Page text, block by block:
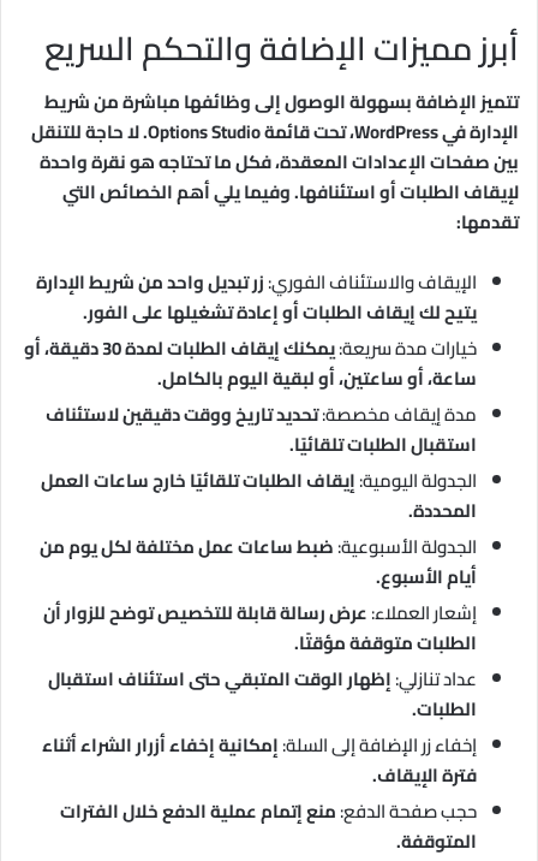
أبرز مميزات الإضافة والتحكم السريع
تتميز الإضافة بسهولة الوصول إلى وظائفها مباشرة من شريط
الإدارة في WordPress، تحت قائمة Options Studio. لا حاجة للتنقل
بين صفحات الإعدادات المعقدة، فكل ما تحتاجه هو نقرة واحدة
لإيقاف الطلبات أو استئنافها. وفيما يلي أهم الخصائص التي
تقدمها:
الإيقاف والاستئناف الفوري:زر تبديل واحد من شريط الإدارة
يتيح لك إيقاف الطلبات أو إعادة تشغيلها على الفور.
خيارات مدة سريعة:
يمكنك إيقاف الطلبات لمدة 30 دقيقة، أو
ساعة، أو ساعتين، أو لبقية اليوم بالكامل.
مدة إيقاف مخصصة:تحديد تاريخ ووقت دقيقين لاستئناف
استقبال الطلبات تلقائيًا.
الجدولة اليومية:إيقاف الطلبات تلقائيًا خارج ساعات العمل
المحددة.
الجدولة الأسبوعية:ضبط ساعات عمل مختلفة لكل يوم من
أيام الأسبوع.
إشعار العملاء:عرض رسالة قابلة للتخصيص توضح للزوار أن
الطلبات متوقفة مؤقتًا.
عداد تنازلي:إظهار الوقت المتبقي حتى استئناف استقبال
الطلبات.
إخفاء زر الإضافة إلى السلة:إمكانية إخفاء أزرار الشراء أثناء
فترة الإيقاف.
حجب صفحة الدفع:منع إتمام عملية الدفع خلال الفترات
المتوقفة.